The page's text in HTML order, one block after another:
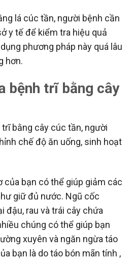
lá cúc tần, người bệnh cần
y tế để kiểm tra hiệu quả
phương pháp này quá lâu
hơn.
bệnh trĩ bằng cây
bằng cây cúc tần, người
chế độ ăn uống, sinh hoạt
của bạn có thể giúp giảm các
giữ đủ nước. Ngũ cốc
đậu, rau và trái cây chứa
chúng có thể giúp bạn
xuyên và ngăn ngừa táo
bạn là do táo bón mãn tính ,